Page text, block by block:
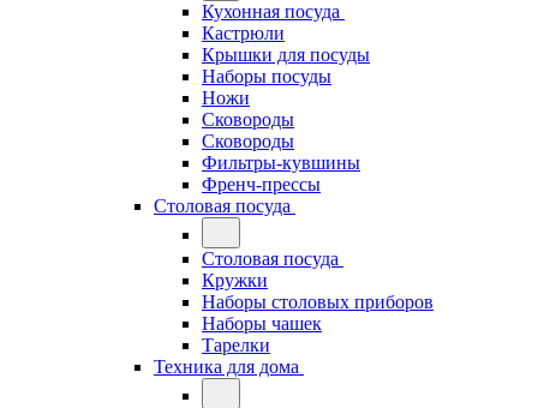
Кухонная посуда
Кастрюли
Крышки для посуды
Наборы посуды
Ножи
Сковороды
Сковороды
Фильтры-кувшины
Френч-прессы
Столовая посуда
Столовая посуда
Кружки
Наборы столовых приборов
Наборы чашек
Тарелки
Техника для дома